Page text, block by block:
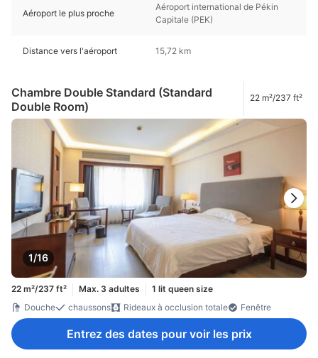
Aéroport le plus proche
Aéroport international de Pékin
Capitale (PEK)
Distance vers l'aéroport 15,72 km
Chambre Double Standard (Standard
Double Room)
22 m²/237 ft²
1/16
22 m²/237 ft² Max. 3 adultes
1 lit queen size
Douche
chaussons Rideaux à occlusion totale Fenêtre
Entrez des dates pour voir les prix